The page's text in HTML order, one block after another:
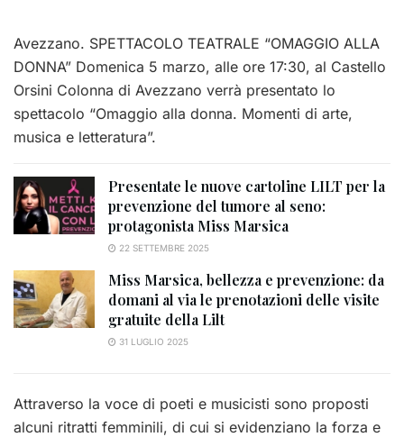
Avezzano. SPETTACOLO TEATRALE “OMAGGIO ALLA
DONNA” Domenica 5 marzo, alle ore 17:30, al Castello
Orsini Colonna di Avezzano verrà presentato lo
spettacolo “Omaggio alla donna. Momenti di arte,
musica e letteratura”.
Presentate le nuove cartoline LILT per la
prevenzione del tumore al seno:
protagonista Miss Marsica
22 SETTEMBRE 2025
Miss Marsica, bellezza e prevenzione: da
domani al via le prenotazioni delle visite
gratuite della Lilt
31 LUGLIO 2025
Attraverso la voce di poeti e musicisti sono proposti
alcuni ritratti femminili, di cui si evidenziano la forza e